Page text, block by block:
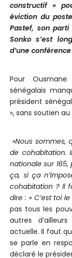
constructif »
éviction du
Pastef, son
Sonko s’est
d’une
Pour
sénégalais
président
», sans soutien
»Nous sommes,
de cohabitation.
nationale sur 165,
ça, si ça
cohabitation ? Il
dire : « C’est toi
pas tous les
autres
actuelle. Il faut
se parle en
déclaré le